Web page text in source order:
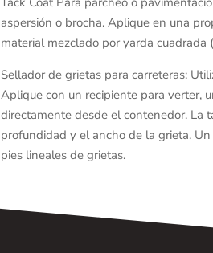
aspersión o brocha. Aplique en una
material mezclado por yarda cuadrada
Sellador de grietas para carreteras:
Aplique con un recipiente para verter,
directamente desde el contenedor. La
profundidad y el ancho de la grieta.
pies lineales de grietas.